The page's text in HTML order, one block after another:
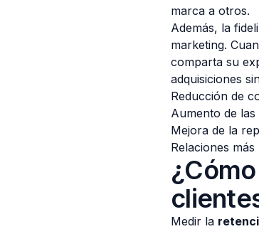
marca a otros.
Además, la
marketing.
comparta su
adquisiciones
Reducción de
Aumento de
Mejora de la
Relaciones
Medir la